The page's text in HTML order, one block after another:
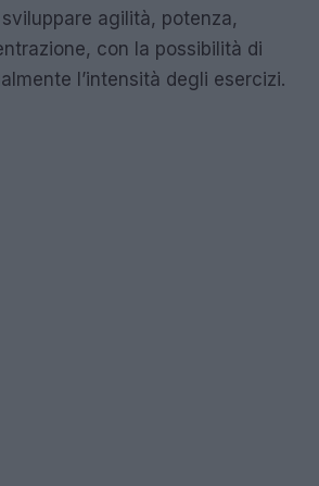
agilità, potenza,
con la possibilità di
l’intensità degli esercizi.